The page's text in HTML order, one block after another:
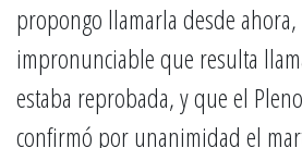
propongo llamarla desde
impronunciable que resulta
estaba reprobada, y que el
confirmó por unanimidad el